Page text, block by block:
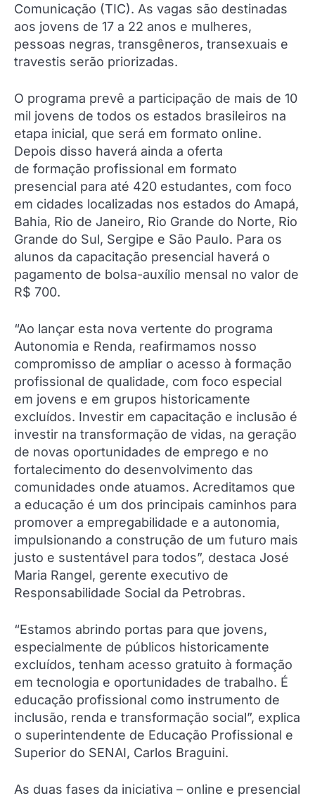
Comunicação (TIC). As vagas são destinadas
aos jovens de 17 a 22 anos e mulheres,
pessoas negras, transgêneros, transexuais e
travestis serão priorizadas.
O programa prevê a participação de mais de 10
mil jovens de todos os estados brasileiros na
etapa inicial, que será em formato online.
Depois disso haverá ainda a oferta
de formação profissional em formato
presencial para até 420 estudantes, com foco
em cidades localizadas nos estados do Amapá,
Bahia, Rio de Janeiro, Rio Grande do Norte, Rio
Grande do Sul, Sergipe e São Paulo. Para os
alunos da capacitação presencial haverá o
pagamento de bolsa-auxílio mensal no valor de
R$ 700.
“Ao lançar esta nova vertente do programa
Autonomia e Renda, reafirmamos nosso
compromisso de ampliar o acesso à formação
profissional de qualidade, com foco especial
em jovens e em grupos historicamente
excluídos. Investir em capacitação e inclusão é
investir na transformação de vidas, na geração
de novas oportunidades de emprego e no
fortalecimento do desenvolvimento das
comunidades onde atuamos. Acreditamos que
a educação é um dos principais caminhos para
promover a empregabilidade e a autonomia,
impulsionando a construção de um futuro mais
justo e sustentável para todos”, destaca José
Maria Rangel, gerente executivo de
Responsabilidade Social da Petrobras.
“Estamos abrindo portas para que jovens,
especialmente de públicos historicamente
excluídos, tenham acesso gratuito à formação
em tecnologia e oportunidades de trabalho. É
educação profissional como instrumento de
inclusão, renda e transformação social”, explica
o superintendente de Educação Profissional e
Superior do SENAI, Carlos Braguini.
As duas fases da iniciativa – online e presencial